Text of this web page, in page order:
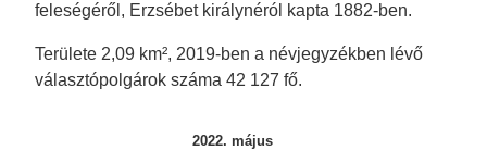
feleségéről, Erzsébet királynéról kapta 1882-ben.
Területe 2,09 km², 2019-ben a névjegyzékben lévő
választópolgárok száma 42 127 fő.
2022. május